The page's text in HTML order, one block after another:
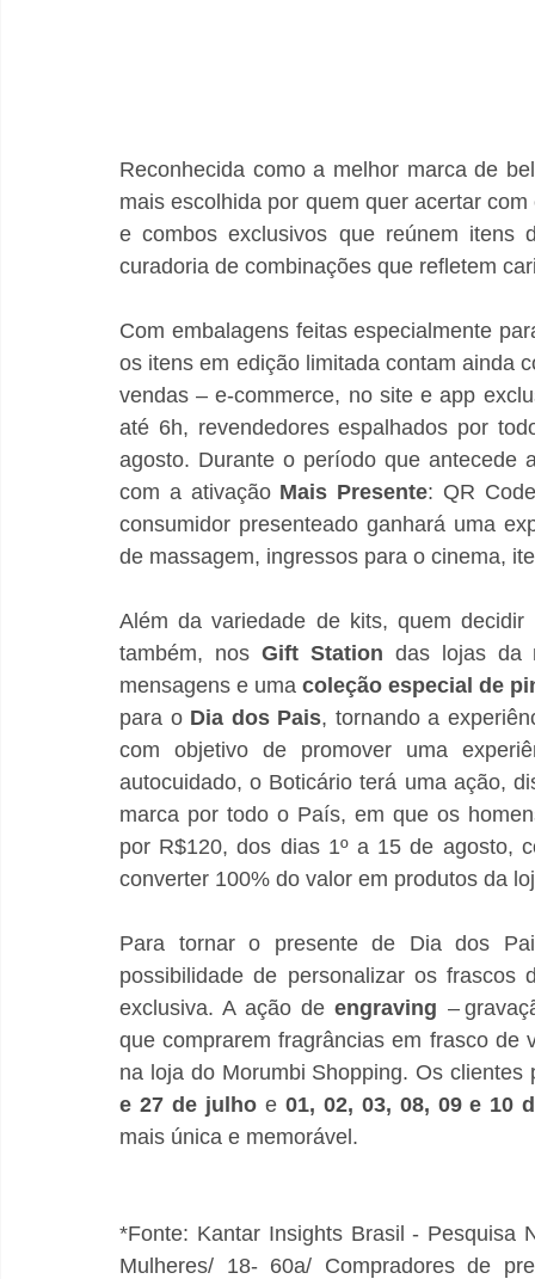
Reconhecida como a melhor marca de
mais escolhida por quem quer acertar
e combos exclusivos que reúnem
curadoria de combinações que refletem
Com embalagens feitas especialmente
os itens em edição limitada contam ainda
vendas – e-commerce, no site e app
até 6h, revendedores espalhados por
agosto. Durante o período que antecede
com a ativação Mais Presente: QR
consumidor presenteado ganhará uma
de massagem, ingressos para o cinema,
Além da variedade de kits, quem
também, nos Gift Station das lojas da
mensagens e uma coleção especial de
para o Dia dos Pais, tornando a
com objetivo de promover uma
autocuidado, o Boticário terá uma ação,
marca por todo o País, em que os
por R$120, dos dias 1º a 15 de agosto,
converter 100% do valor em produtos da
Para tornar o presente de Dia dos
possibilidade de personalizar os
exclusiva. A ação de engraving –
que comprarem fragrâncias em frasco de
na loja do Morumbi Shopping. Os
e 27 de julho e 01, 02, 03, 08, 09 e 10
mais única e memorável.
*Fonte: Kantar Insights Brasil - Pesquisa
Mulheres/ 18- 60a/ Compradores de